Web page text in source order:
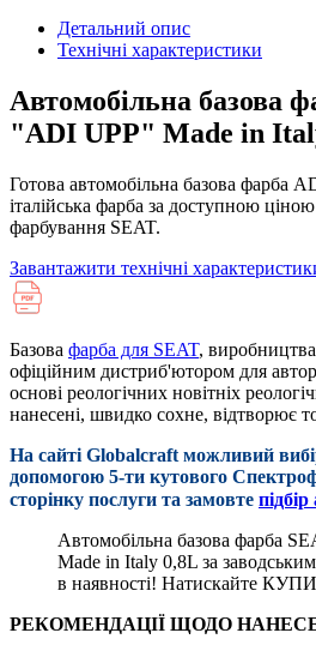
Детальний опис
Технічні характеристики
Автомобільна базова
"ADI UPP" Made in
Готова автомобільна базова фарба
італійська фарба за доступною
фарбування SEAT.
Завантажити технічні
Базова фарба для SEAT,
офіційним дистриб'ютором для
основі реологічних новітніх
нанесені, швидко сохне, відтворює
На сайті Globalcraft можливий
допомогою 5-ти кутового
сторінку послуги та замовте
Автомобільна базова фарба
Made in Italy 0,8L за
в наявності! Натискайте
РЕКОМЕНДАЦІЇ ЩОДО